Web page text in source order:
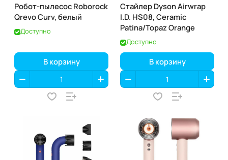
Робот-пылесос Roborock
Qrevo Curv, белый
Доступно
В корзину
Стайлер Dyson Airwrap
I.D. HS08, Ceramic
Patina/Topaz Orange
Доступно
В корзину